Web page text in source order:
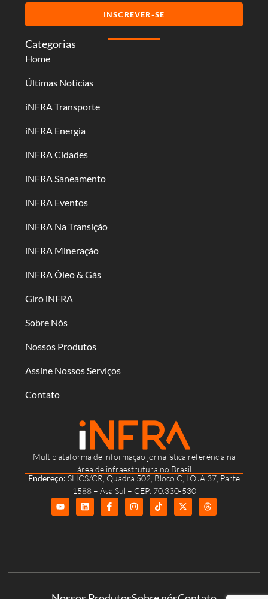
Multiplataforma de informação jornalística referência na
área de infraestrutura no Brasil
Endereço: SHCS/CR, Quadra 502, Bloco C, LOJA 37, Parte
1588 – Asa Sul – CEP: 70.330-530
Categorias
Home
Últimas Notícias
iNFRA Transporte
iNFRA Energia
iNFRA Cidades
iNFRA Saneamento
iNFRA Eventos
iNFRA Na Transição
iNFRA Mineração
iNFRA Óleo & Gás
Giro iNFRA
Sobre Nós
Nossos Produtos
Assine Nossos Serviços
Contato
INSCREVER-SE